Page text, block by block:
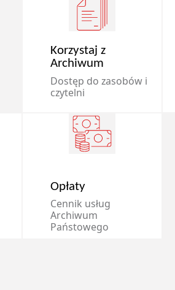
Korzystaj z
Archiwum
Dostęp do zasobów i
czytelni
Opłaty
Cennik usług
Archiwum
Państowego